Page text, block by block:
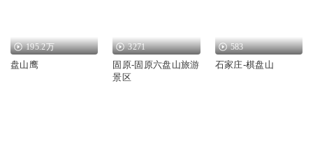
195.2万
盘山鹰
3271
固原-固原六盘山旅游
景区
583
石家庄-棋盘山